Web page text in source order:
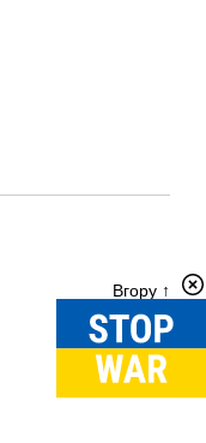
Вгору ↑